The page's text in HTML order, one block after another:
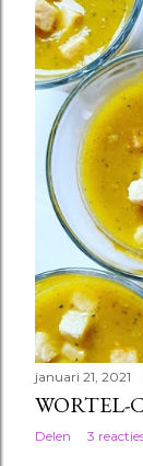
januari 21, 2021
WORTEL-
Delen 3